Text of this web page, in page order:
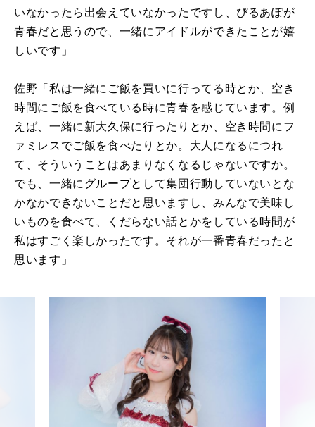
いなかったら出会えていなかったですし、ぴるあぽが
青春だと思うので、一緒にアイドルができたことが嬉
しいです」
佐野「私は一緒にご飯を買いに行ってる時とか、空き
時間にご飯を食べている時に青春を感じています。例
えば、一緒に新大久保に行ったりとか、空き時間にフ
ァミレスでご飯を食べたりとか。大人になるにつれ
て、そういうことはあまりなくなるじゃないですか。
でも、一緒にグループとして集団行動していないとな
かなかできないことだと思いますし、みんなで美味し
いものを食べて、くだらない話とかをしている時間が
私はすごく楽しかったです。それが一番青春だったと
思います」